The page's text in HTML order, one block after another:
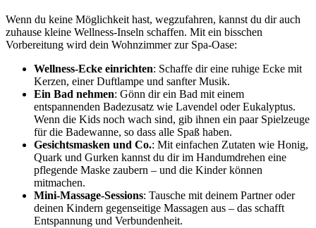
Wenn du keine Möglichkeit hast, wegzufahren, kannst du dir auch
zuhause kleine Wellness-Inseln schaffen. Mit ein bisschen
Vorbereitung wird dein Wohnzimmer zur Spa-Oase:
Wellness-Ecke einrichten: Schaffe dir eine ruhige Ecke mit
Kerzen, einer Duftlampe und sanfter Musik.
Ein Bad nehmen: Gönn dir ein Bad mit einem
entspannenden Badezusatz wie Lavendel oder Eukalyptus.
Wenn die Kids noch wach sind, gib ihnen ein paar Spielzeuge
für die Badewanne, so dass alle Spaß haben.
Gesichtsmasken und Co.: Mit einfachen Zutaten wie Honig,
Quark und Gurken kannst du dir im Handumdrehen eine
pflegende Maske zaubern – und die Kinder können
mitmachen.
Mini-Massage-Sessions: Tausche mit deinem Partner oder
deinen Kindern gegenseitige Massagen aus – das schafft
Entspannung und Verbundenheit.